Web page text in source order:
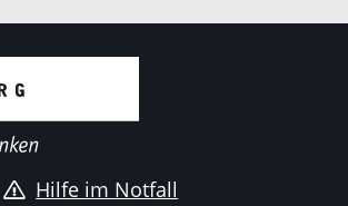
Hilfe im Notfall